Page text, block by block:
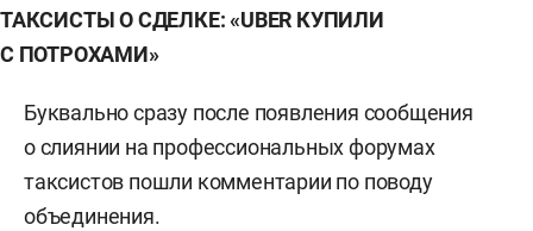
ТАКСИСТЫ О СДЕЛКЕ: «UBER КУПИЛИ
С ПОТРОХАМИ»
Буквально сразу после появления сообщения
о слиянии на профессиональных форумах
таксистов пошли комментарии по поводу
объединения.